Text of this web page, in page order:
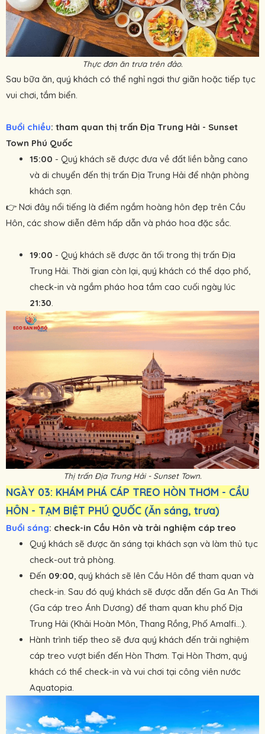
Thực đơn ăn trưa trên đảo.
Sau bữa ăn, quý khách có thể nghỉ ngơi thư giãn hoặc tiếp tục
vui chơi, tắm biển.
Buổi chiều: tham quan thị trấn Địa Trung Hải - Sunset
Town Phú Quốc
15:00 - Quý khách sẽ được đưa về đất liền bằng cano
và di chuyển đến thị trấn Địa Trung Hải để nhận phòng
khách sạn.
👉 Nơi đây nổi tiếng là điểm ngắm hoàng hôn đẹp trên Cầu
Hôn, các show diễn đêm hấp dẫn và pháo hoa đặc sắc.
19:00 - Quý khách sẽ được ăn tối trong thị trấn Địa
Trung Hải. Thời gian còn lại, quý khách có thể dạo phố,
check-in và ngắm pháo hoa tầm cao cuối ngày lúc
21:30
Thị trấn Địa Trung Hải - Sunset Town.
NGÀY 03: KHÁM PHÁ CÁP TREO HÒN THƠM - CẦU
HÔN - TẠM BIỆT PHÚ QUỐC (Ăn sáng, trưa)
Buổi sáng: check-in Cầu Hôn và trải nghiệm cáp treo
Quý khách sẽ được ăn sáng tại khách sạn và làm thủ tục
check-out trả phòng.
Đến 09:00, quý khách sẽ lên Cầu Hôn để tham quan và
check-in. Sau đó quý khách sẽ được dẫn đến Ga An Thới
(Ga cáp treo Ánh Dương) để tham quan khu phố Địa
Trung Hải (Khải Hoàn Môn, Thang Rồng, Phố Amalfi...).
Hành trình tiếp theo sẽ đưa quý khách đến trải nghiệm
cáp treo vượt biển đến Hòn Thơm. Tại Hòn Thơm, quý
khách có thể check-in và vui chơi tại công viên nước
Aquatopia.